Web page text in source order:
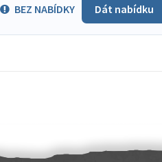
BEZ NABÍDKY Dát nabídku